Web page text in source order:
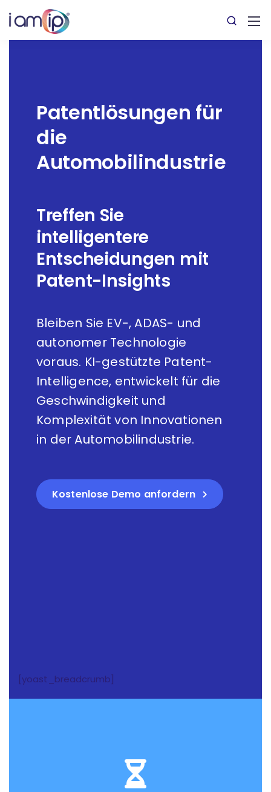
Patentlösungen für
die
Automobilindustrie
Treffen Sie
intelligentere
Entscheidungen mit
Patent-Insights
Bleiben Sie EV-, ADAS- und
autonomer Technologie
voraus. KI-gestützte Patent-
Intelligence, entwickelt für die
Geschwindigkeit und
Komplexität von Innovationen
in der Automobilindustrie.
Kostenlose Demo anfordern
[yoast_breadcrumb]